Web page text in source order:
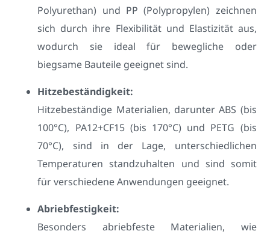
Polyurethan) und PP (Polypropylen) zeichnen
sich durch ihre Flexibilität und Elastizität aus,
wodurch sie ideal für bewegliche oder
biegsame Bauteile geeignet sind.
Hitzebeständigkeit:
Hitzebeständige Materialien, darunter ABS (bis
100°C), PA12+CF15 (bis 170°C) und PETG (bis
70°C), sind in der Lage, unterschiedlichen
Temperaturen standzuhalten und sind somit
für verschiedene Anwendungen geeignet.
Abriebfestigkeit:
Besonders abriebfeste Materialien, wie